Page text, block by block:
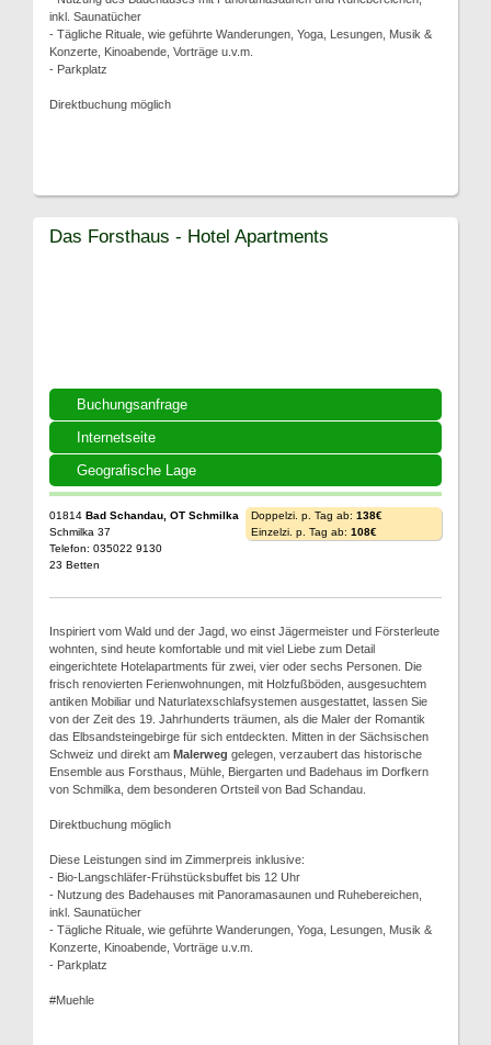
inkl. Saunatücher
- Tägliche Rituale, wie geführte Wanderungen, Yoga, Lesungen, Musik &
Konzerte, Kinoabende, Vorträge u.v.m.
- Parkplatz
Direktbuchung möglich
Buchungsanfrage
Internetseite
Geografische Lage
Das Forsthaus - Hotel Apartments
01814 Bad Schandau, OT Schmilka
Schmilka 37
Telefon: 035022 9130
23 Betten
Doppelzi. p. Tag ab: 138€
Einzelzi. p. Tag ab: 108€
Inspiriert vom Wald und der Jagd, wo einst Jägermeister und Försterleute
wohnten, sind heute komfortable und mit viel Liebe zum Detail
eingerichtete Hotelapartments für zwei, vier oder sechs Personen. Die
frisch renovierten Ferienwohnungen, mit Holzfußböden, ausgesuchtem
antiken Mobiliar und Naturlatexschlafsystemen ausgestattet, lassen Sie
von der Zeit des 19. Jahrhunderts träumen, als die Maler der Romantik
das Elbsandsteingebirge für sich entdeckten. Mitten in der Sächsischen
Schweiz und direkt am Malerweg gelegen, verzaubert das historische
Ensemble aus Forsthaus, Mühle, Biergarten und Badehaus im Dorfkern
von Schmilka, dem besonderen Ortsteil von Bad Schandau.
Direktbuchung möglich
Diese Leistungen sind im Zimmerpreis inklusive:
- Bio-Langschläfer-Frühstücksbuffet bis 12 Uhr
- Nutzung des Badehauses mit Panoramasaunen und Ruhebereichen,
inkl. Saunatücher
- Tägliche Rituale, wie geführte Wanderungen, Yoga, Lesungen, Musik &
Konzerte, Kinoabende, Vorträge u.v.m.
- Parkplatz
#Muehle